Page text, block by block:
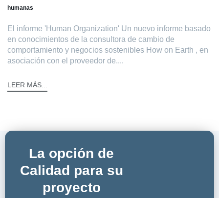
humanas
El informe 'Human Organization' Un nuevo informe basado
en conocimientos de la consultora de cambio de
comportamiento y negocios sostenibles How on Earth , en
asociación con el proveedor de....
LEER MÁS...
La opción de
Calidad para su
proyecto